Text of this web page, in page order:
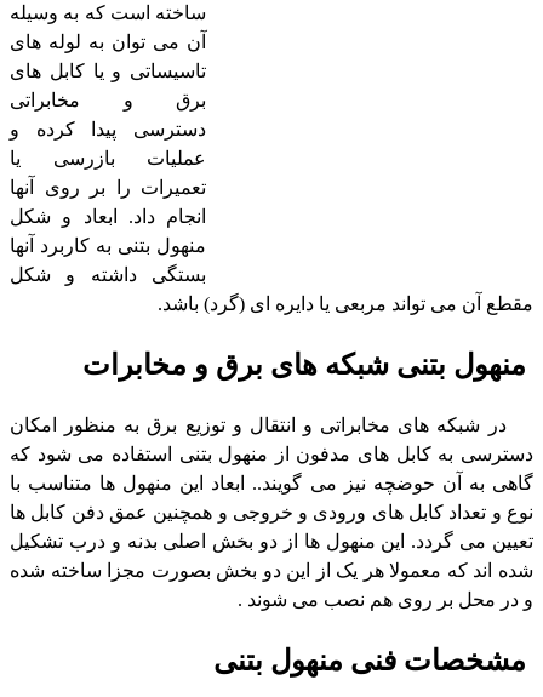
ساخته است که به وسیله
آن می توان به لوله های
تاسیساتی و یا کابل های
برق و مخابراتی
دسترسی پیدا کرده و
عملیات بازرسی یا
تعمیرات را بر روی آنها
انجام داد. ابعاد و شکل
منهول بتنی به کاربرد آنها
بستگی داشته و شکل
مقطع آن می تواند مربعی یا دایره ای (گرد) باشد.
منهول بتنی شبکه های برق و مخابرات
در شبکه های مخابراتی و انتقال و توزیع برق به منظور امکان
دسترسی به کابل های مدفون از منهول بتنی استفاده می شود که
گاهی به آن حوضچه نیز می گویند.. ابعاد این منهول ها متناسب با
نوع و تعداد کابل های ورودی و خروجی و همچنین عمق دفن کابل ها
تعیین می گردد. این منهول ها از دو بخش اصلی بدنه و درب تشکیل
شده اند که معمولا هر یک از این دو بخش بصورت مجزا ساخته شده
و در محل بر روی هم نصب می شوند .
مشخصات فنی منهول بتنی